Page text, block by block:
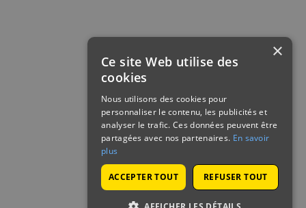
×
Ce site Web utilise des
cookies
Nous utilisons des cookies pour
personnaliser le contenu, les publicités et
analyser le trafic. Ces données peuvent être
partagées avec nos partenaires. En savoir
plus
ACCEPTER TOUT REFUSER TOUT